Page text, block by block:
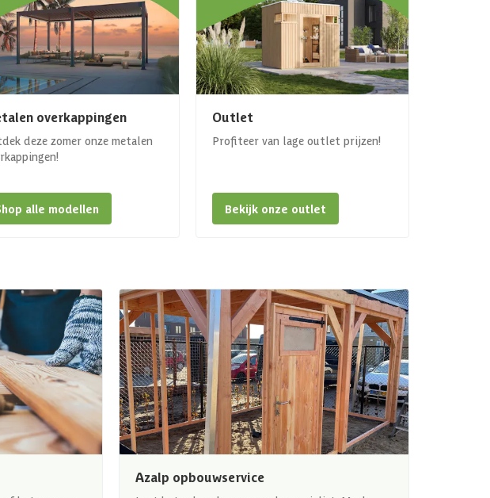
overkappingen
deze zomer onze metalen
alle modellen
Outlet
Profiteer van lage outlet prijzen!
Bekijk onze outlet
Azalp opbouwservice